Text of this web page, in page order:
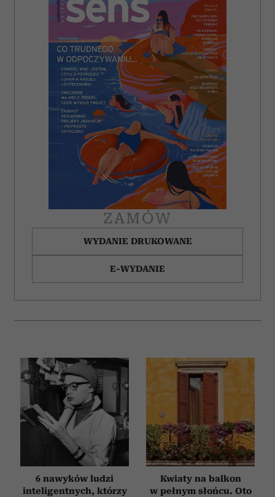
ZAMÓW
WYDANIE DRUKOWANE
E-WYDANIE
6 nawyków ludzi
inteligentnych, którzy
Kwiaty na balkon
w pełnym słońcu. Oto